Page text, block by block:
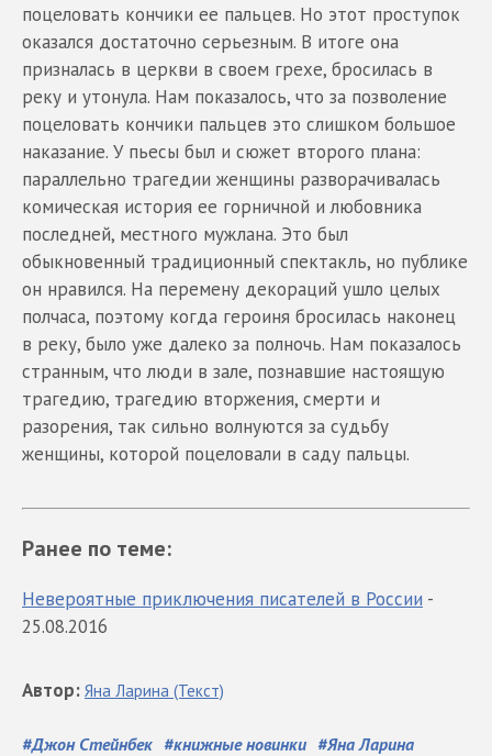
поцеловать кончики ее пальцев. Но этот проступок
оказался достаточно серьезным. В итоге она
призналась в церкви в своем грехе, бросилась в
реку и утонула. Нам показалось, что за позволение
поцеловать кончики пальцев это слишком большое
наказание. У пьесы был и сюжет второго плана:
параллельно трагедии женщины разворачивалась
комическая история ее горничной и любовника
последней, местного мужлана. Это был
обыкновенный традиционный спектакль, но публике
он нравился. На перемену декораций ушло целых
полчаса, поэтому когда героиня бросилась наконец
в реку, было уже далеко за полночь. Нам показалось
странным, что люди в зале, познавшие настоящую
трагедию, трагедию вторжения, смерти и
разорения, так сильно волнуются за судьбу
женщины, которой поцеловали в саду пальцы.
Ранее по теме:
Невероятные приключения писателей в России -
25.08.2016
#Джон Стейнбек #книжные новинки #Яна Ларина
Автор: Яна Ларина (Текст)